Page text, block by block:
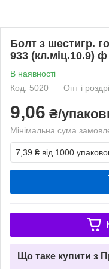
Болт з шестигр.
933 (кл.міц.10.9)
В наявності
Код: 5020
Опт і
9,06 ₴/
Мінімальна сума
7,39 ₴ від 1000
Що таке купити з